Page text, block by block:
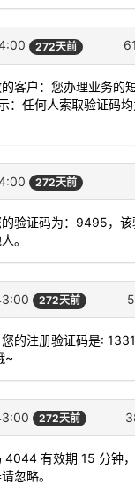
272天前
客户：您办理业务的
：任何人索取验证码
272天前
的验证码为：9495，
。
272天前
您的注册验证码是:
~
272天前
4044 有效期 15 分钟
忽略。